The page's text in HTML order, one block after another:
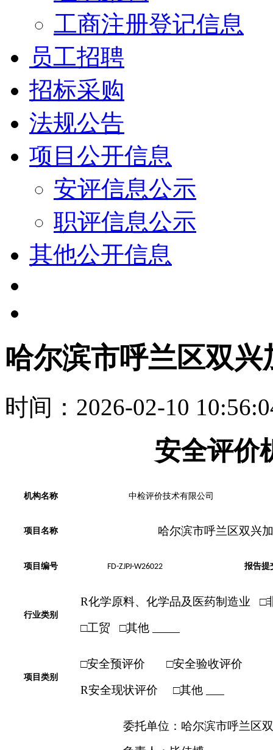
工商注册登记信息
员工招聘
招标采购
法规公告
项目公开信息
安评信息公示
职评信息公示
其他公开信息
哈尔滨市呼兰区双
时间：2026-02-10
安全评价
机构名称 中检评价技术有限公司
项目名称 哈尔滨市呼兰区双兴
项目编号 FD-ZJPJ-W26022 报告提
行业类别
R化学原料、化学品及医药制造业 □
□工贸 □其他
项目类别
□安全预评价 □安全验收评价
R安全现状评价 □其他
委托单位： 哈尔滨市呼兰区